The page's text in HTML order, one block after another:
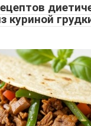
куриной